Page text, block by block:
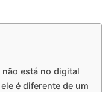
está no digital
é diferente de um